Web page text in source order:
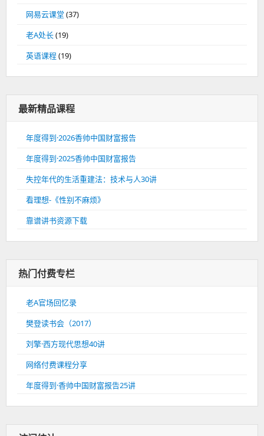
网易云课堂 (37)
老A处长(19)
英语课程(19)
最新精品课程
年度得到·2026香帅中国财富报告
年度得到·2025香帅中国财富报告
失控年代的生活重建法：技术与人30讲
看理想-《性别不麻烦》
靠谱讲书资源下载
热门付费专栏
老A官场回忆录
樊登读书会（2017）
刘擎·西方现代思想40讲
网络付费课程分享
年度得到·香帅中国财富报告25讲